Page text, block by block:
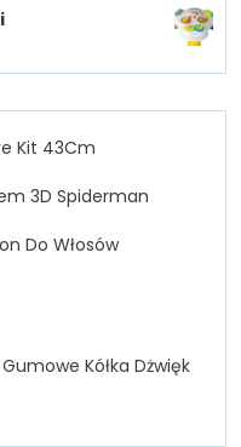
Kit 43Cm
3D Spiderman
Do Włosów
Kółka Dżwięk